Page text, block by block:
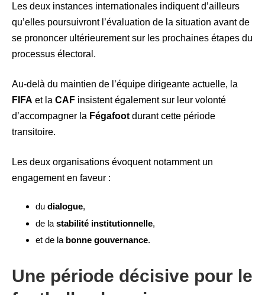
Les deux instances internationales indiquent d’ailleurs
qu’elles poursuivront l’évaluation de la situation avant de
se prononcer ultérieurement sur les prochaines étapes du
processus électoral.
Au-delà du maintien de l’équipe dirigeante actuelle, la
FIFA et la CAF insistent également sur leur volonté
d’accompagner la Fégafoot durant cette période
transitoire.
Les deux organisations évoquent notamment un
engagement en faveur :
du dialogue,
de la stabilité institutionnelle,
et de la bonne gouvernance.
Une période décisive pour le